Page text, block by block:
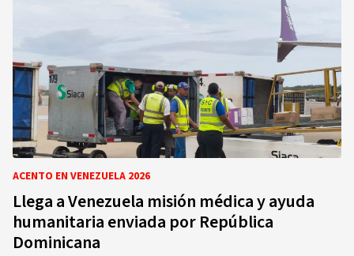
ACENTO EN VENEZUELA 2026
Llega a Venezuela misión médica y ayuda
humanitaria enviada por República
Dominicana